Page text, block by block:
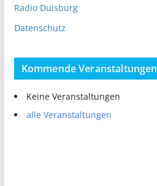
Radio Duisburg
Datenschutz
Kommende Veranstaltungen
Keine Veranstaltungen
alle Veranstaltungen